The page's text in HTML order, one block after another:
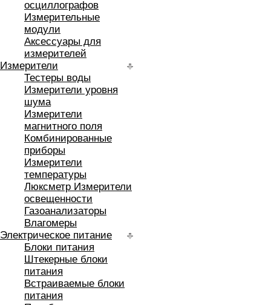
осциллографов
Измерительные
модули
Аксессуары для
измерителей
Измерители
Тестеры воды
Измерители уровня
шума
Измерители
магнитного поля
Комбинированные
приборы
Измерители
температуры
Люксметр Измерители
освещенности
Газоанализаторы
Влагомеры
Электрическое питание
Блоки питания
Штекерные блоки
питания
Встраиваемые блоки
питания